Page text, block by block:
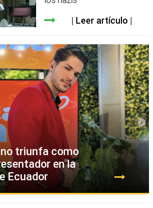
Leer artículo
triunfa como
en la
Ecuador